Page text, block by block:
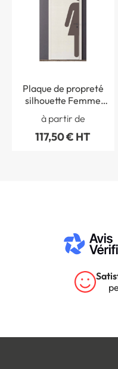
Plaque de propreté
silhouette Femme
Poignée droite - PVC
antibactérien -H
2040 x L 431 mm
à partir de
117,50 € HT